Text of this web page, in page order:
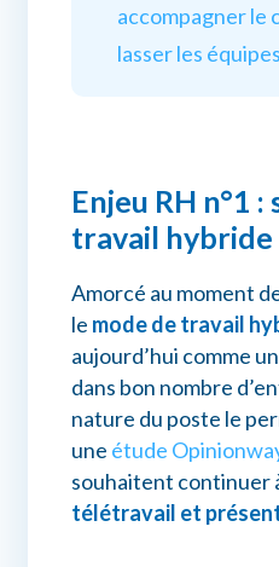
accompagner le
lasser les équipes
Enjeu RH n°1
travail hybride
Amorcé au moment
le mode de travail
aujourd’hui comme
dans bon nombre
nature du poste le
une étude
souhaitent continuer
télétravail et